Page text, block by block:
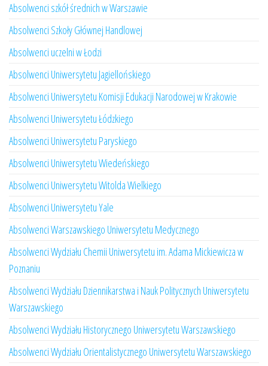
Absolwenci szkół średnich w Warszawie
Absolwenci Szkoły Głównej Handlowej
Absolwenci uczelni w Łodzi
Absolwenci Uniwersytetu Jagiellońskiego
Absolwenci Uniwersytetu Komisji Edukacji Narodowej w Krakowie
Absolwenci Uniwersytetu Łódzkiego
Absolwenci Uniwersytetu Paryskiego
Absolwenci Uniwersytetu Wiedeńskiego
Absolwenci Uniwersytetu Witolda Wielkiego
Absolwenci Uniwersytetu Yale
Absolwenci Warszawskiego Uniwersytetu Medycznego
Absolwenci Wydziału Chemii Uniwersytetu im. Adama Mickiewicza w
Poznaniu
Absolwenci Wydziału Dziennikarstwa i Nauk Politycznych Uniwersytetu
Warszawskiego
Absolwenci Wydziału Historycznego Uniwersytetu Warszawskiego
Absolwenci Wydziału Orientalistycznego Uniwersytetu Warszawskiego